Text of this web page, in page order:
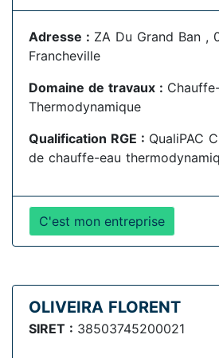
Adresse : ZA Du Grand Ban ,
Francheville
Domaine de travaux :
Thermodynamique
Qualification RGE : QualiPAC
de chauffe-eau
C'est mon entreprise
OLIVEIRA FLORENT
SIRET : 38503745200021